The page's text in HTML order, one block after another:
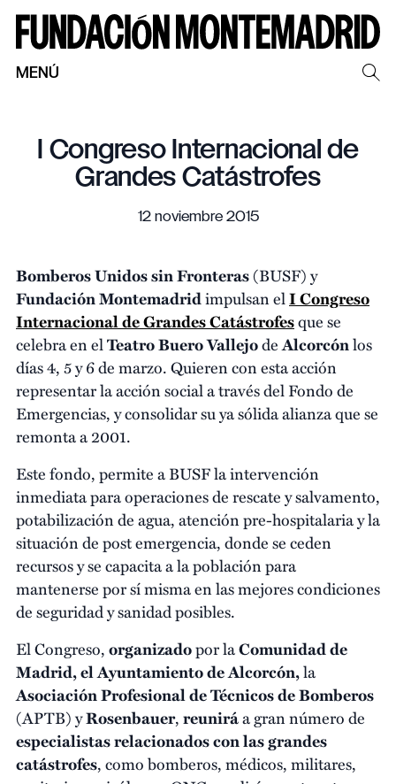
MENÚ
I Congreso Internacional de
Grandes Catástrofes
12 noviembre 2015
Bomberos Unidos sin Fronteras(BUSF) y
Fundación Montemadridimpulsan elI Congreso
Internacional de Grandes Catástrofesque se
celebra en elTeatro Buero VallejodeAlcorcónlos
días 4, 5 y 6 de marzo. Quieren con esta acción
representar la acción social a través del Fondo de
Emergencias, y consolidar su ya sólida alianza que se
remonta a 2001.
Este fondo, permite a BUSF la intervención
inmediata para operaciones de rescate y salvamento,
potabilización de agua, atención pre-hospitalaria y la
situación de post emergencia, donde se ceden
recursos y se capacita a la población para
mantenerse por sí misma en las mejores condiciones
de seguridad y sanidad posibles.
El Congreso,organizadopor laComunidad de
Madrid, el Ayuntamiento de Alcorcón,la
Asociación Profesional de Técnicos de Bomberos
(APTB) yRosenbauer,reuniráa gran número de
especialistas relacionados con las grandes
catástrofes, como bomberos, médicos, militares,